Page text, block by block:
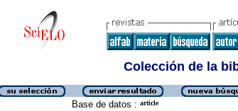
Colección de la
Base de datos : article